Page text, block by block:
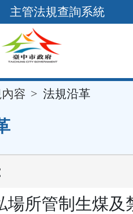
主管法規查詢系統
容 法規沿革
場所管制生煤及